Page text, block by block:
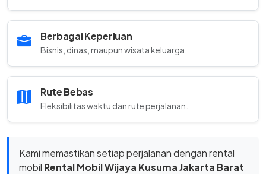
Berbagai Keperluan
Bisnis, dinas, maupun wisata keluarga.
Rute Bebas
Fleksibilitas waktu dan rute perjalanan.
Kami memastikan setiap perjalanan dengan rental
mobil Rental Mobil Wijaya Kusuma Jakarta Barat